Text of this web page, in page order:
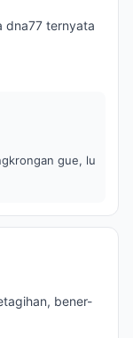
dna77 ternyata
gue, lu
bener-